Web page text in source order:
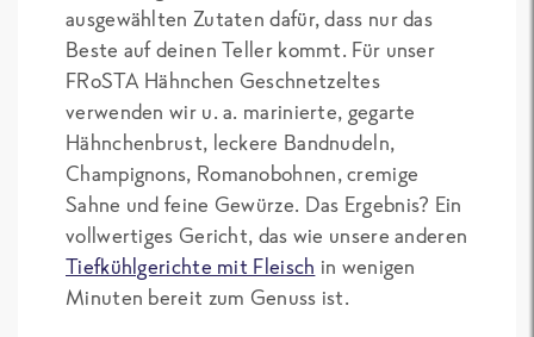
ausgewählten Zutaten dafür, dass nur das
Beste auf deinen Teller kommt. Für unser
FRoSTA Hähnchen Geschnetzeltes
verwenden wir u. a. marinierte, gegarte
Hähnchenbrust, leckere Bandnudeln,
Champignons, Romanobohnen, cremige
Sahne und feine Gewürze. Das Ergebnis? Ein
vollwertiges Gericht, das wie unsere anderen
Tiefkühlgerichte mit Fleisch in wenigen
Minuten bereit zum Genuss ist.